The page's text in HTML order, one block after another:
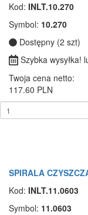
Kod: INLT.10.270
Symbol: 10.270
Dostępny (2 szt)
Szybka wysyłka!
Twoja cena netto:
117.60 PLN
SPIRALA
Kod: INLT.11.0603
Symbol: 11.0603